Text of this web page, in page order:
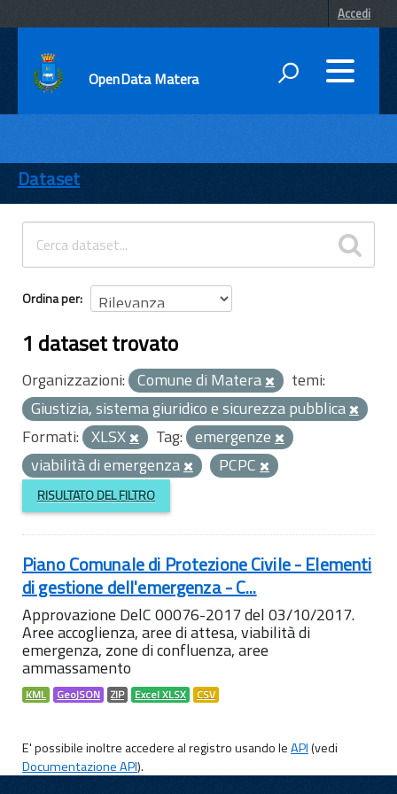
Accedi
OpenData Matera
ENTI
TEMI
INFORMAZIONI
Dataset
Ordina per
1 dataset trovato
Organizzazioni: Comune di Matera
temi:
Giustizia, sistema giuridico e sicurezza pubblica
Formati: XLSX Tag: emergenze
viabilità di emergenza
PCPC
RISULTATO DEL FILTRO
Piano Comunale di Protezione Civile - Elementi
di gestione dell'emergenza - C...
Approvazione DelC 00076-2017 del 03/10/2017.
Aree accoglienza, aree di attesa, viabilità di
emergenza, zone di confluenza, aree
ammassamento
KML GeoJSON ZIP Excel XLSX CSV
E' possibile inoltre accedere al registro usando leAPI(vedi
Documentazione API).